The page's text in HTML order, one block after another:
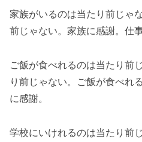
家族がいるのは当たり前じゃ
前じゃない。家族に感謝。仕
ご飯が食べれるのは当たり前
り前じゃない。ご飯が食べれ
に感謝。
学校にいけれるのは当たり前